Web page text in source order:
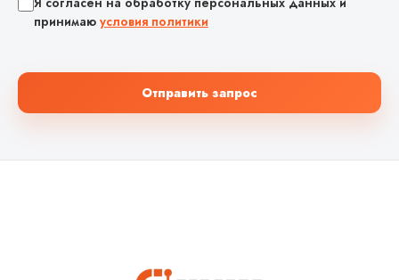
принимаю условия политики
Отправить запрос